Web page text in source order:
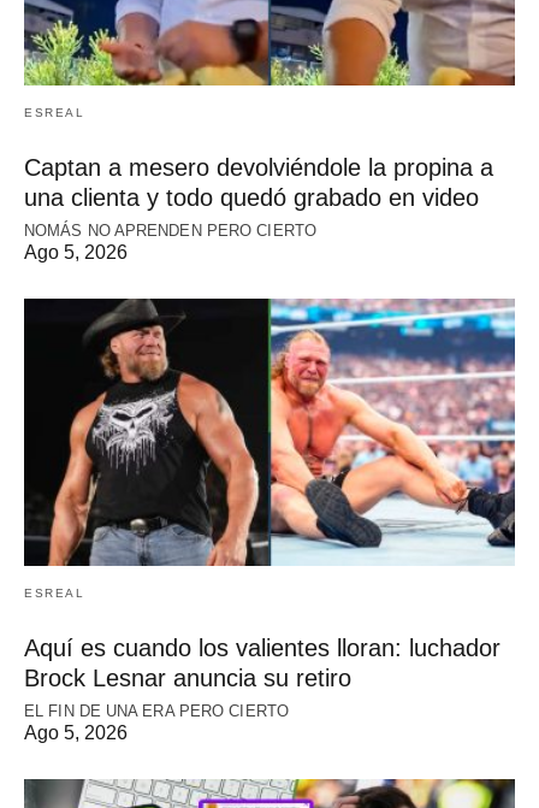
ESREAL
Captan a mesero devolviéndole la propina a
una clienta y todo quedó grabado en video
NOMÁS NO APRENDEN PERO CIERTO
Ago 5, 2026
ESREAL
Aquí es cuando los valientes lloran: luchador
Brock Lesnar anuncia su retiro
EL FIN DE UNA ERA PERO CIERTO
Ago 5, 2026